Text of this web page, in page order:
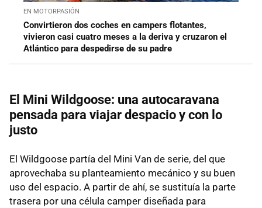
EN MOTORPASIÓN
Convirtieron dos coches en campers flotantes,
vivieron casi cuatro meses a la deriva y cruzaron el
Atlántico para despedirse de su padre
El Mini Wildgoose: una autocaravana
pensada para viajar despacio y con lo
justo
El Wildgoose partía del Mini Van de serie, del que
aprovechaba su planteamiento mecánico y su buen
uso del espacio. A partir de ahí, se sustituía la parte
trasera por una célula camper diseñada para